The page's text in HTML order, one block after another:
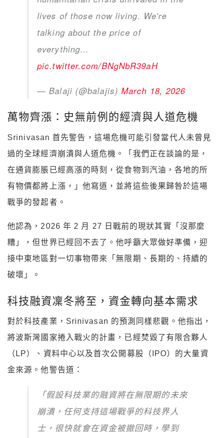
lives of those now living. We're
talking about the price of
everything…
pic.twitter.com/BNgNbR39aH
— Balaji (@balajis)March 18, 2026
萬物齊漲：史無前例的經濟與人道危機
Srinivasan 首先警告，這場危機可能引發當代人未曾見
過的全球經濟崩潰與人道危機。「我們正在談論的是，
在通貨膨脹已經高漲的時刻，從食物到汽油，各地的所
有物價都將上漲，」他寫道，並將這些後果歸咎於這場
戰爭的發起者。
他認為，2026 年 2 月 27 日戰前的現狀其實「沒那麼
糟」，但世界已經回不去了。他呼籲大眾做好準備，迎
接中東地區對一切事物帶來「無限期、長期的、持續的
破壞」。
科技融資凜冬將至，資金轉向基本需求
對於科技產業，Srinivasan 的預測同樣悲觀。他指出，
將波斯灣國家捲入戰火的計畫，已經焚毀了有限合夥人
（LP）、資料中心以及首次公開募股（IPO）的大量資
金來源。他警告道：
「假設科技業的融資將在無限期的未來
崩潰，任何支持這場戰爭的科技界人
士，很快就會在資金被撤回時，學到